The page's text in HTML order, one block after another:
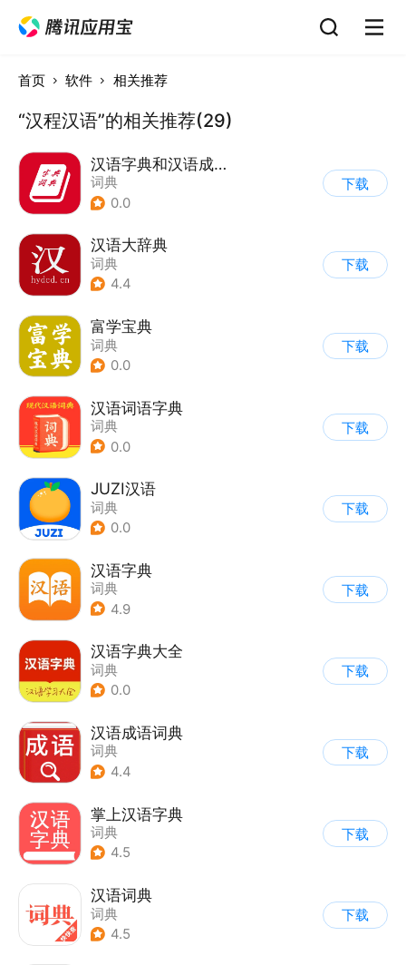
首页 软件 相关推荐
“汉程汉语”的相关推荐(29)
汉语字典和汉语成语词典
词典
0.0
下载
汉语大辞典
词典
4.4
下载
富学宝典
词典
0.0
下载
汉语词语字典
词典
0.0
下载
JUZI汉语
词典
0.0
下载
汉语字典
词典
4.9
下载
汉语字典大全
词典
0.0
下载
汉语成语词典
词典
4.4
下载
掌上汉语字典
词典
4.5
下载
汉语词典
词典
4.5
下载